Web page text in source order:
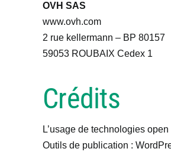
OVH SAS
www.ovh.com
2 rue kellermann – BP 80157
59053 ROUBAIX Cedex 1
Crédits
L’usage de technologies
Outils de publication :